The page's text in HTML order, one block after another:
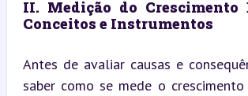
II. Medição do Crescimento
Conceitos e Instrumentos
Antes de avaliar causas e
saber como se mede o crescimento